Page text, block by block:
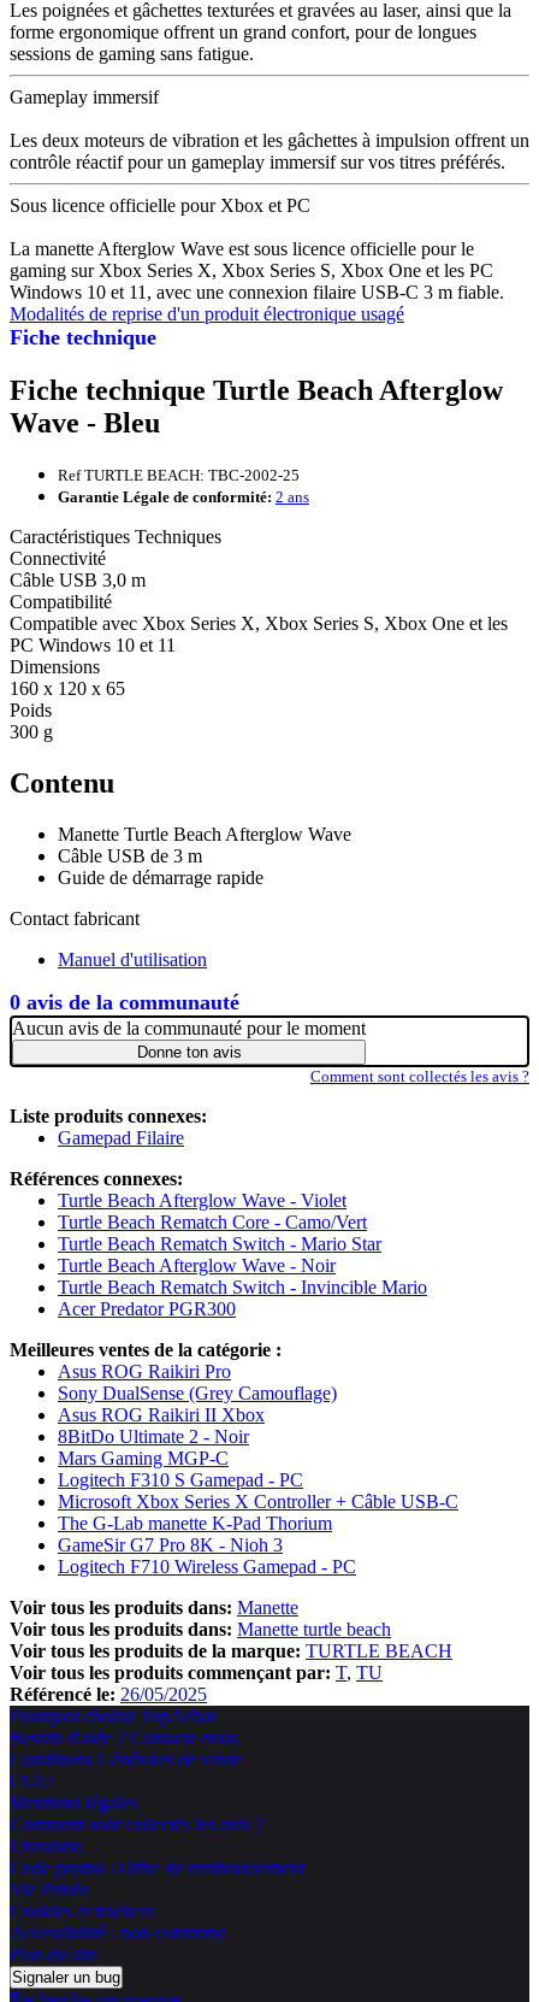
Fiche technique
0 avis de la communauté
Les poignées et gâchettes texturées et gravées au laser, ainsi que la
forme ergonomique offrent un grand confort, pour de longues
sessions de gaming sans fatigue.
Gameplay immersif
Les deux moteurs de vibration et les gâchettes à impulsion offrent un
contrôle réactif pour un gameplay immersif sur vos titres préférés.
Sous licence officielle pour Xbox et PC
La manette Afterglow Wave est sous licence officielle pour le
gaming sur Xbox Series X, Xbox Series S, Xbox One et les PC
Windows 10 et 11, avec une connexion filaire USB-C 3 m fiable.
Modalités de reprise d'un produit électronique usagé
Fiche technique Turtle Beach Afterglow
Wave - Bleu
Ref TURTLE BEACH: TBC-2002-25
Garantie Légale de conformité: 2 ans
Caractéristiques Techniques
Connectivité
Câble USB 3,0 m
Compatibilité
Compatible avec Xbox Series X, Xbox Series S, Xbox One et les
PC Windows 10 et 11
Dimensions
160 x 120 x 65
Poids
300 g
Contenu
Manette Turtle Beach Afterglow Wave
Câble USB de 3 m
Guide de démarrage rapide
Contact fabricant
Manuel d'utilisation
Aucun avis de la communauté pour le moment
Donne ton avis
Comment sont collectés les avis ?
Liste produits connexes:
Gamepad Filaire
Références connexes:
Turtle Beach Afterglow Wave - Violet
Turtle Beach Rematch Core - Camo/Vert
Turtle Beach Rematch Switch - Mario Star
Turtle Beach Afterglow Wave - Noir
Turtle Beach Rematch Switch - Invincible Mario
Acer Predator PGR300
Meilleures ventes de la catégorie :
Asus ROG Raikiri Pro
Sony DualSense (Grey Camouflage)
Asus ROG Raikiri II Xbox
8BitDo Ultimate 2 - Noir
Mars Gaming MGP-C
Logitech F310 S Gamepad - PC
Microsoft Xbox Series X Controller + Câble USB-C
The G-Lab manette K-Pad Thorium
GameSir G7 Pro 8K - Nioh 3
Logitech F710 Wireless Gamepad - PC
Voir tous les produits dans: Manette
Voir tous les produits dans: Manette turtle beach
Voir tous les produits de la marque: TURTLE BEACH
Voir tous les produits commençant par: T TU
Référencé le: 26/05/2025
Pourquoi choisir TopAchat
Besoin d'aide ? Contacte nous
Conditions Générales de vente
CGU
Mentions légales
Comment sont collectés les avis ?
Livraison
Code promo / Offre de remboursement
Vie Privée
Cookies et trackers
Accessibilité : non conforme
Plan du site
Signaler un bug